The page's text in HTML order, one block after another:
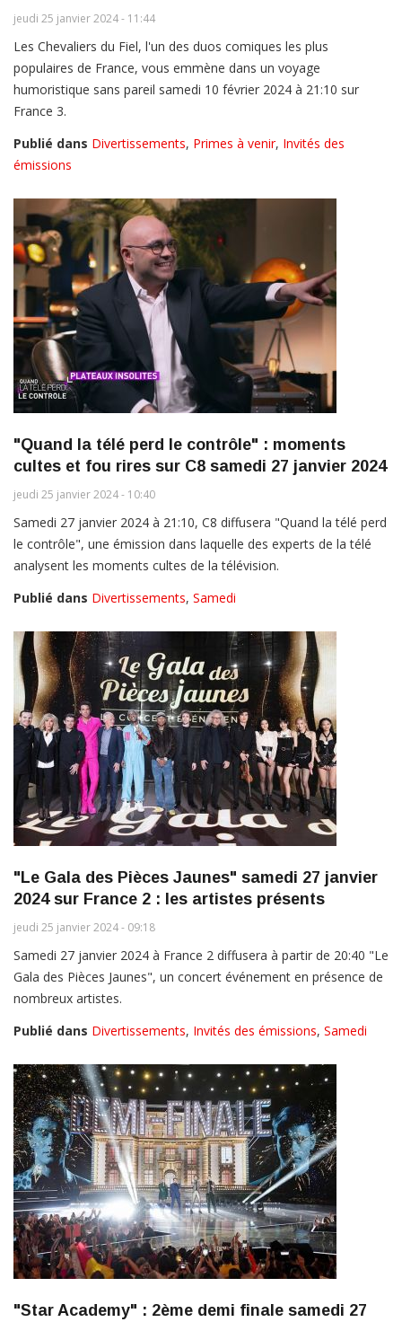
jeudi 25 janvier 2024 - 11:44
Les Chevaliers du Fiel, l'un des duos comiques les plus
populaires de France, vous emmène dans un voyage
humoristique sans pareil samedi 10 février 2024 à 21:10 sur
France 3.
Publié dans Divertissements, Primes à venir, Invités des
émissions
"Quand la télé perd le contrôle" : moments
cultes et fou rires sur C8 samedi 27 janvier 2024
jeudi 25 janvier 2024 - 10:40
Samedi 27 janvier 2024 à 21:10, C8 diffusera "Quand la télé perd
le contrôle", une émission dans laquelle des experts de la télé
analysent les moments cultes de la télévision.
Publié dans Divertissements, Samedi
"Le Gala des Pièces Jaunes" samedi 27 janvier
2024 sur France 2 : les artistes présents
jeudi 25 janvier 2024 - 09:18
Samedi 27 janvier 2024 à France 2 diffusera à partir de 20:40 "Le
Gala des Pièces Jaunes", un concert événement en présence de
nombreux artistes.
Publié dans Divertissements, Invités des émissions, Samedi
"Star Academy" : 2ème demi finale samedi 27